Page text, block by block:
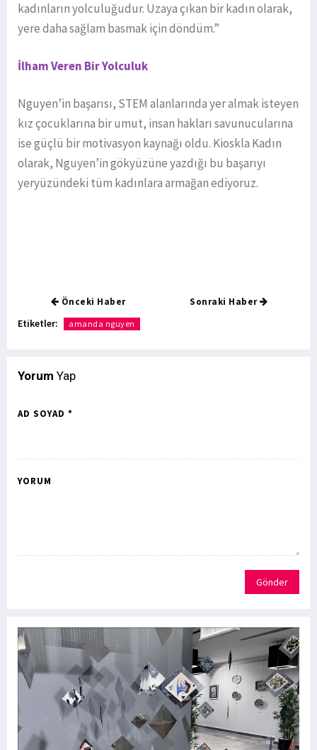
kadınların yolculuğudur. Uzaya çıkan bir kadın olarak,
yere daha sağlam basmak için döndüm.”
İlham Veren Bir Yolculuk
Nguyen’in başarısı, STEM alanlarında yer almak isteyen
kız çocuklarına bir umut, insan hakları savunucularına
ise güçlü bir motivasyon kaynağı oldu. Kioskla Kadın
olarak, Nguyen’in gökyüzüne yazdığı bu başarıyı
yeryüzündeki tüm kadınlara armağan ediyoruz.
Önceki Haber Sonraki Haber
Etiketler: amanda nguyen
Yorum Yap
AD SOYAD *
YORUM
Gönder